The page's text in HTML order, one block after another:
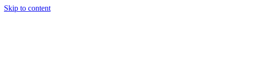
Skip to content